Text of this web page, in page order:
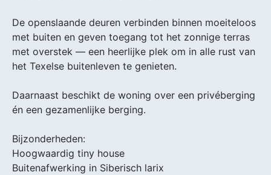
De openslaande deuren verbinden binnen moeiteloos
met buiten en geven toegang tot het zonnige terras
met overstek — een heerlijke plek om in alle rust van
het Texelse buitenleven te genieten.
Daarnaast beschikt de woning over een privéberging
én een gezamenlijke berging.
Bijzonderheden:
Hoogwaardig tiny house
Buitenafwerking in Siberisch larix